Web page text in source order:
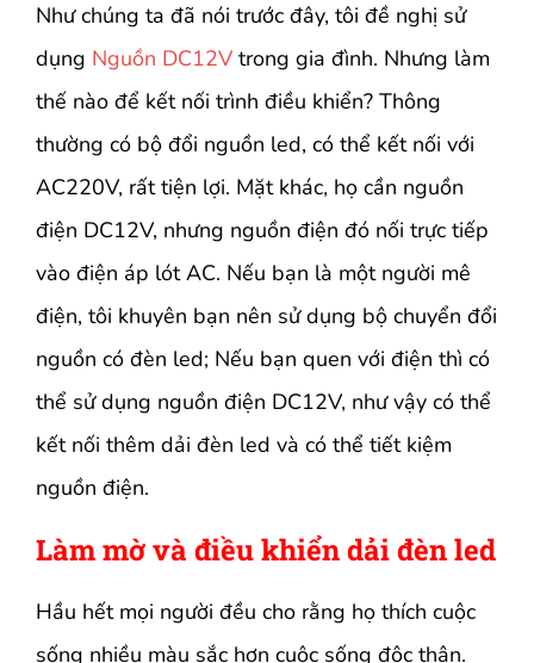
Như chúng ta đã nói trước đây, tôi đề nghị sử
dụng Nguồn DC12V trong gia đình. Nhưng làm
thế nào để kết nối trình điều khiển? Thông
thường có bộ đổi nguồn led, có thể kết nối với
AC220V, rất tiện lợi. Mặt khác, họ cần nguồn
điện DC12V, nhưng nguồn điện đó nối trực tiếp
vào điện áp lót AC. Nếu bạn là một người mê
điện, tôi khuyên bạn nên sử dụng bộ chuyển đổi
nguồn có đèn led; Nếu bạn quen với điện thì có
thể sử dụng nguồn điện DC12V, như vậy có thể
kết nối thêm dải đèn led và có thể tiết kiệm
nguồn điện.
Làm mờ và điều khiển dải đèn led
Hầu hết mọi người đều cho rằng họ thích cuộc
sống nhiều màu sắc hơn cuộc sống độc thân.